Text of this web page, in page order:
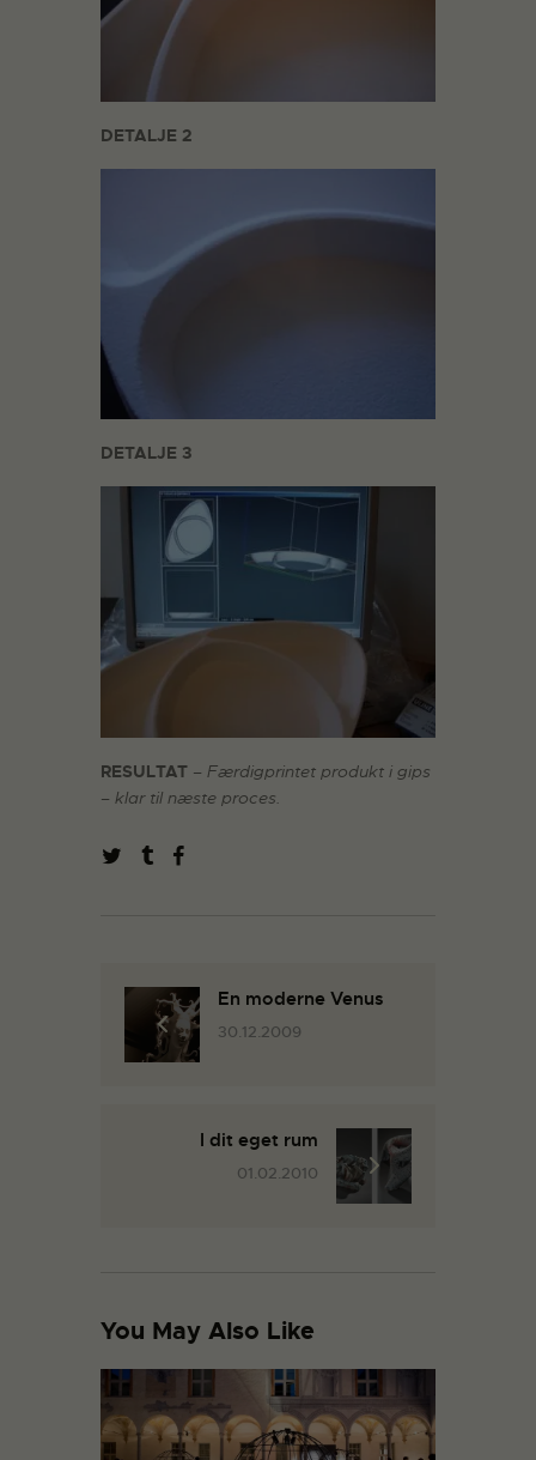
DETALJE 2
DETALJE 3
RESULTAT – Færdigprintet produkt i gips
– klar til næste proces.
En moderne Venus
30.12.2009
I dit eget rum
01.02.2010
You May Also Like